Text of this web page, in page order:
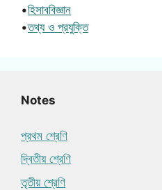
•হিসাববিজ্ঞান
•তথ্য ও প্রযুক্তি
Notes
প্রথম শ্রেণি
দ্বিতীয় শ্রেণি
তৃতীয় শ্রেণি